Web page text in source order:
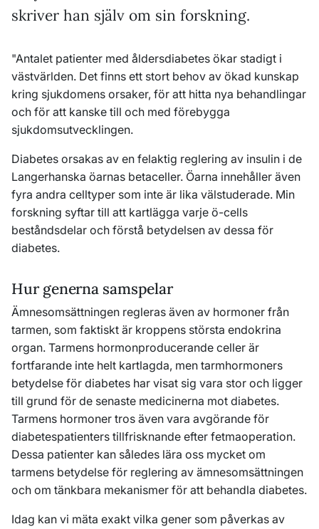
skriver han själv om sin forskning.
"Antalet patienter med åldersdiabetes ökar stadigt i
västvärlden. Det finns ett stort behov av ökad kunskap
kring sjukdomens orsaker, för att hitta nya behandlingar
och för att kanske till och med förebygga
sjukdomsutvecklingen.
Diabetes orsakas av en felaktig reglering av insulin i de
Langerhanska öarnas betaceller. Öarna innehåller även
fyra andra celltyper som inte är lika välstuderade. Min
forskning syftar till att kartlägga varje ö-cells
beståndsdelar och förstå betydelsen av dessa för
diabetes.
Hur generna samspelar
Ämnesomsättningen regleras även av hormoner från
tarmen, som faktiskt är kroppens största endokrina
organ. Tarmens hormonproducerande celler är
fortfarande inte helt kartlagda, men tarmhormoners
betydelse för diabetes har visat sig vara stor och ligger
till grund för de senaste medicinerna mot diabetes.
Tarmens hormoner tros även vara avgörande för
diabetespatienters tillfrisknande efter fetmaoperation.
Dessa patienter kan således lära oss mycket om
tarmens betydelse för reglering av ämnesomsättningen
och om tänkbara mekanismer för att behandla diabetes.
Idag kan vi mäta exakt vilka gener som påverkas av